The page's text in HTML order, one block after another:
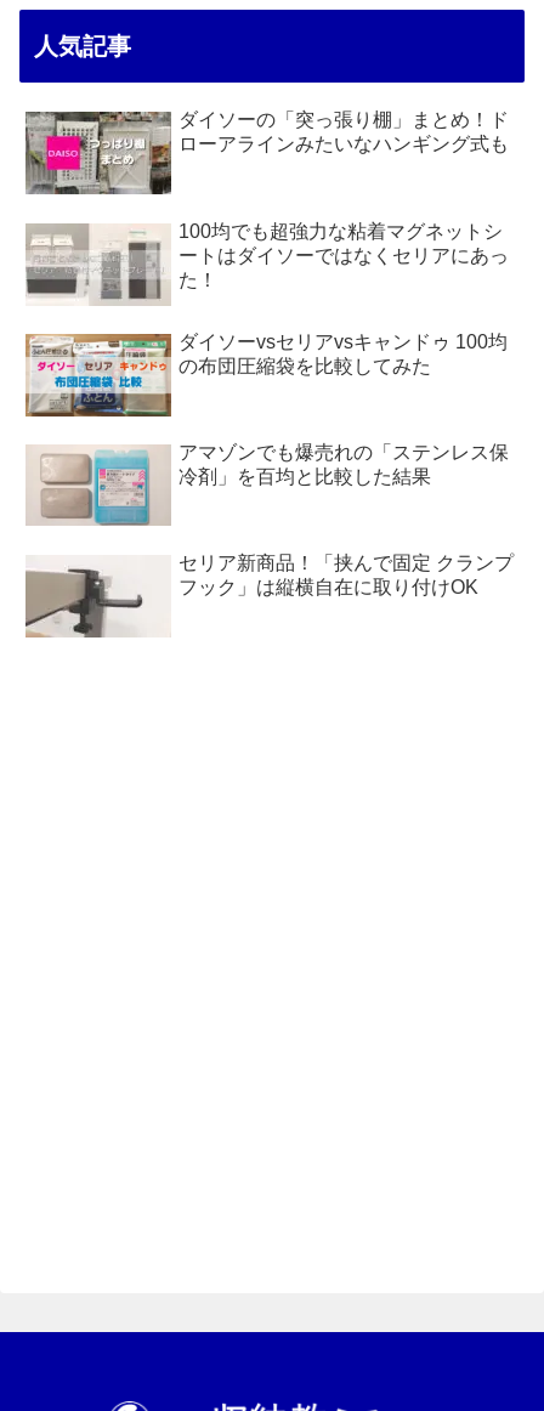
人気記事
ダイソーの「突っ張り棚」まとめ！ド
ローアラインみたいなハンギング式も
100均でも超強力な粘着マグネットシ
ートはダイソーではなくセリアにあっ
た！
ダイソーvsセリアvsキャンドゥ 100均
の布団圧縮袋を比較してみた
アマゾンでも爆売れの「ステンレス保
冷剤」を百均と比較した結果
セリア新商品！「挟んで固定 クランプ
フック」は縦横自在に取り付けOK